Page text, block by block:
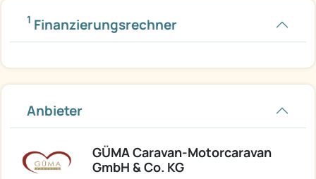
1 Finanzierungsrechner
Anbieter
GÜMA Caravan-Motorcaravan
GmbH & Co. KG